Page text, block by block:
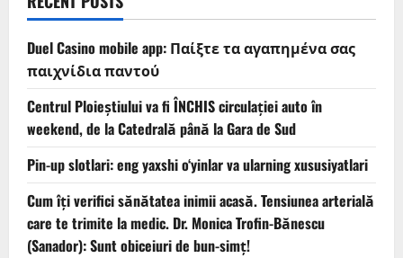
Duel Casino mobile app: Παίξτε τα αγαπημένα σας
παιχνίδια παντού
Centrul Ploieștiului va fi ÎNCHIS circulației auto în
weekend, de la Catedrală până la Gara de Sud
Pin-up slotlari: eng yaxshi o‘yinlar va ularning xususiyatlari
Cum îți verifici sănătatea inimii acasă. Tensiunea arterială
care te trimite la medic. Dr. Monica Trofin-Bănescu
(Sanador): Sunt obiceiuri de bun-simț!